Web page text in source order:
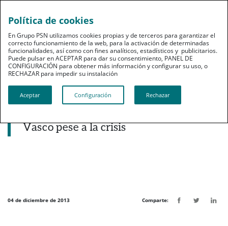
Noticias destacadas
Jon Darpón destaca el mantenimiento
Vasco pese a la crisis
04 de diciembre de 2013 Comparte:
Política de cookies
En Grupo PSN utilizamos cookies propias y de terceros para garantizar el
correcto funcionamiento de la web, para la activación de determinadas
funcionalidades, así como con fines analíticos, estadísticos y publicitarios.
Puede pulsar en ACEPTAR para dar su consentimiento, PANEL DE
CONFIGURACIÓN para obtener más información y configurar su uso, o
RECHAZAR para impedir su instalación​​​​​​​
Aceptar Configuración Rechazar